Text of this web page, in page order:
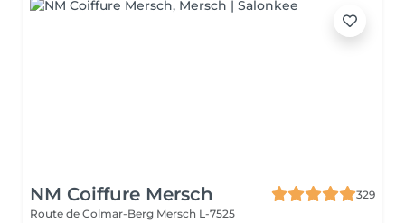
NM Coiffure Mersch
329
Route de Colmar-Berg Mersch L-7525